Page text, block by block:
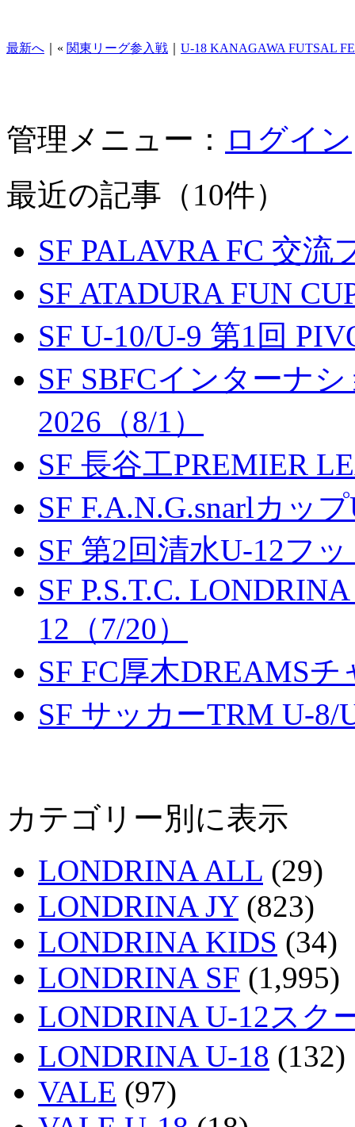
最新へ ｜« 関東リーグ参入戦 U-18 KANAGAWA FUTSAL
管理メニュー： ログイン
最近の記事（10件）
SF PALAVRA FC 交
SF ATADURA FUN
SF U-10/U-9 第1回
SF SBFCインターナ
2026（8/1）
SF 長谷工PREMIER
SF F.A.N.G.snarlカッ
SF 第2回清水U-12フ
SF P.S.T.C.
12（7/20）
SF FC厚木DREAMS
SF サッカーTRM U-8/
カテゴリー別に表示
LONDRINA ALL (29)
LONDRINA JY(823)
LONDRINA KIDS (34)
LONDRINA SF (1,995)
LONDRINA U-12スク
LONDRINA U-18 (132)
VALE (97)